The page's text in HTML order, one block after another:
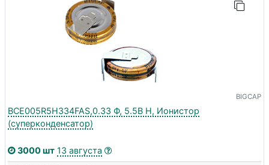
BIGCAP
BCE005R5H334FAS,0.33 Ф, 5.5В H, Ионистор
(суперконденсатор)
3000 шт 13 августа